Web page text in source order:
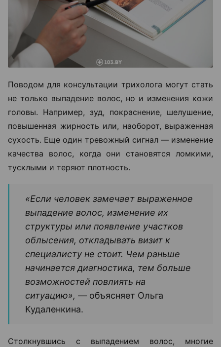
Поводом для консультации трихолога могут стать
не только выпадение волос, но и изменения кожи
головы. Например, зуд, покраснение, шелушение,
повышенная жирность или, наоборот, выраженная
сухость. Еще один тревожный сигнал — изменение
качества волос, когда они становятся ломкими,
тусклыми и теряют плотность.
«Если человек замечает выраженное
выпадение волос, изменение их
структуры или появление участков
облысения, откладывать визит к
специалисту не стоит. Чем раньше
начинается диагностика, тем больше
возможностей повлиять на
ситуацию», — объясняет Ольга
Кудаленкина.
Столкнувшись с выпадением волос, многие